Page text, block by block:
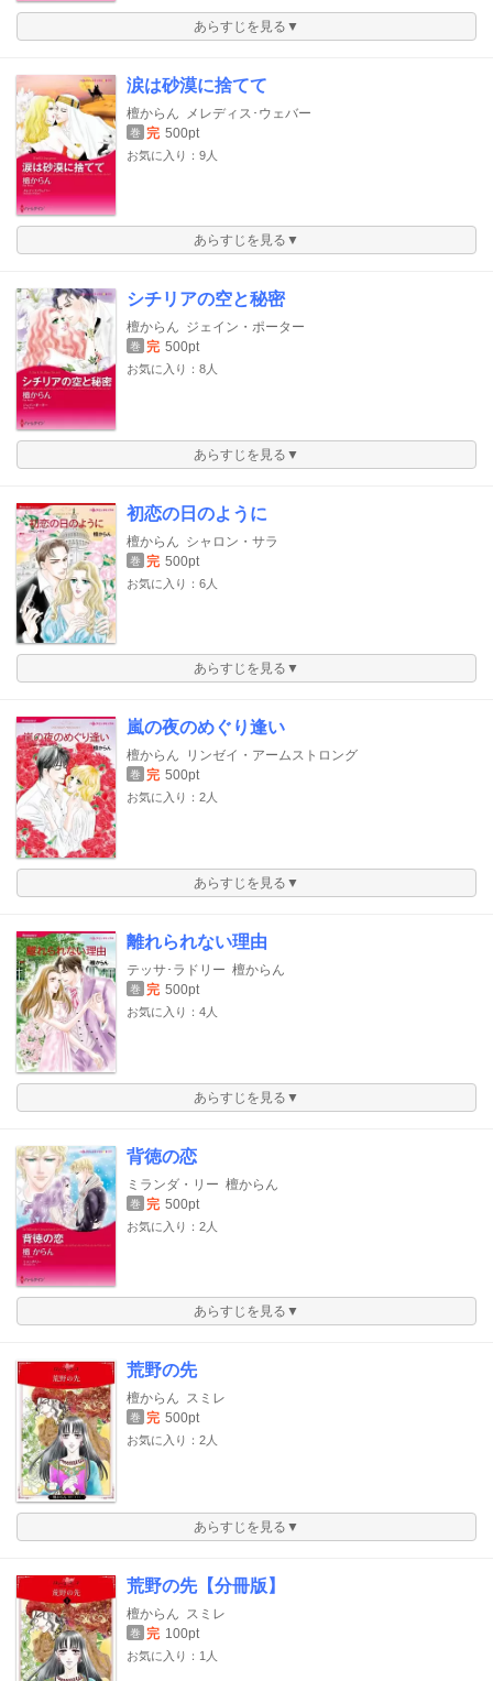
あらすじを見る▼
涙は砂漠に捨てて
檀からん メレディス･ウェバー
巻 完 500pt
お気に入り：9人
あらすじを見る▼
シチリアの空と秘密
檀からん ジェイン・ポーター
巻 完 500pt
お気に入り：8人
あらすじを見る▼
初恋の日のように
檀からん シャロン・サラ
巻 完 500pt
お気に入り：6人
あらすじを見る▼
嵐の夜のめぐり逢い
檀からん リンゼイ・アームストロング
巻 完 500pt
お気に入り：2人
あらすじを見る▼
離れられない理由
テッサ･ラドリー 檀からん
巻 完 500pt
お気に入り：4人
あらすじを見る▼
背徳の恋
ミランダ・リー 檀からん
巻 完 500pt
お気に入り：2人
あらすじを見る▼
荒野の先
檀からん スミレ
巻 完 500pt
お気に入り：2人
あらすじを見る▼
荒野の先【分冊版】
檀からん スミレ
巻 完 100pt
お気に入り：1人